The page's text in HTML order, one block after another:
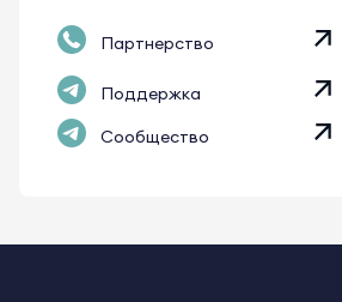
Партнерство
Поддержка
Сообщество